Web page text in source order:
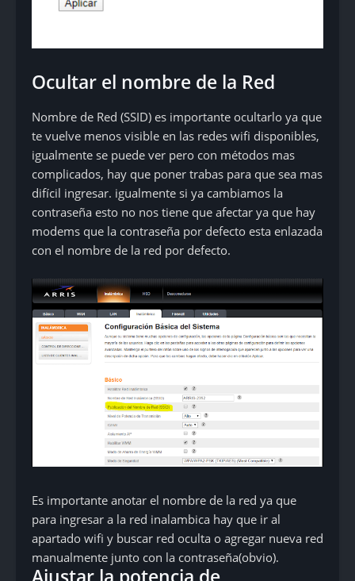
Ocultar el nombre de la Red
Nombre de Red (SSID) es importante ocultarlo ya que
te vuelve menos visible en las redes wifi disponibles,
igualmente se puede ver pero con métodos mas
complicados, hay que poner trabas para que sea mas
difícil ingresar. igualmente si ya cambiamos la
contraseña esto no nos tiene que afectar ya que hay
modems que la contraseña por defecto esta enlazada
con el nombre de la red por defecto.
Es importante anotar el nombre de la red ya que
para ingresar a la red inalambica hay que ir al
apartado wifi y buscar red oculta o agregar nueva red
manualmente junto con la contraseña(obvio).